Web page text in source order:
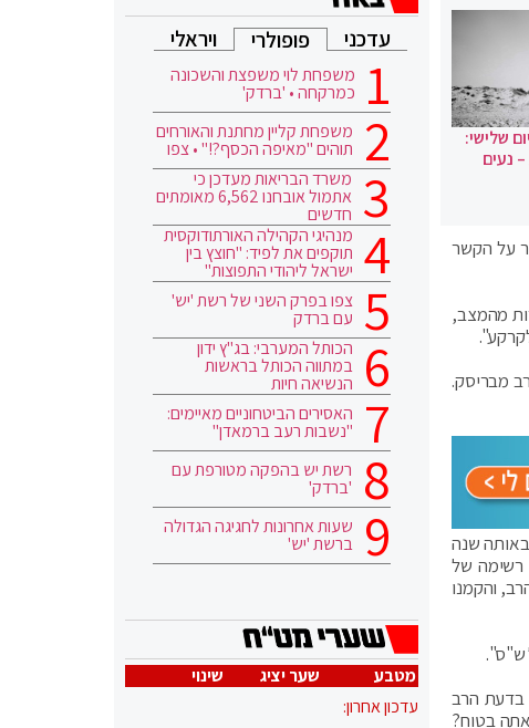
שלישי:
נעים
על הקשר
מהמצב,
מבריסק.
שנה
רשימה של
והקמנו
ש"ס".
בדעת הרב
בטוח?
עדכני פופולרי ויראלי
משפחת לוי משפצת והשכונה
כמרקחה • 'ברדק'
משפחת קליין מחתנת והאורחים
תוהים "מאיפה הכסף?!" • צפו
משרד הבריאות מעדכן כי
אתמול אובחנו 6,562 מאומתים
חדשים
מנהיגי הקהילה האורתודוקסית
תוקפים את לפיד: "חוצץ בין
ישראל ליהודי התפוצות"
צפו בפרק השני של רשת 'יש'
עם ברדק
הכותל המערבי: בג"ץ ידון
במתווה הכותל בראשות
הנשיאה חיות
האסירים הביטחוניים מאיימים:
"נשבות רעב ברמאדן"
רשת יש בהפקה מטורפת עם
'ברדק'
שעות אחרונות לחגיגה הגדולה
ברשת 'יש'
מטבע שער יציג
שינוי
עדכון אחרון: